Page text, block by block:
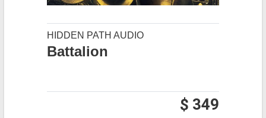
HIDDEN PATH AUDIO
Battalion
$ 349